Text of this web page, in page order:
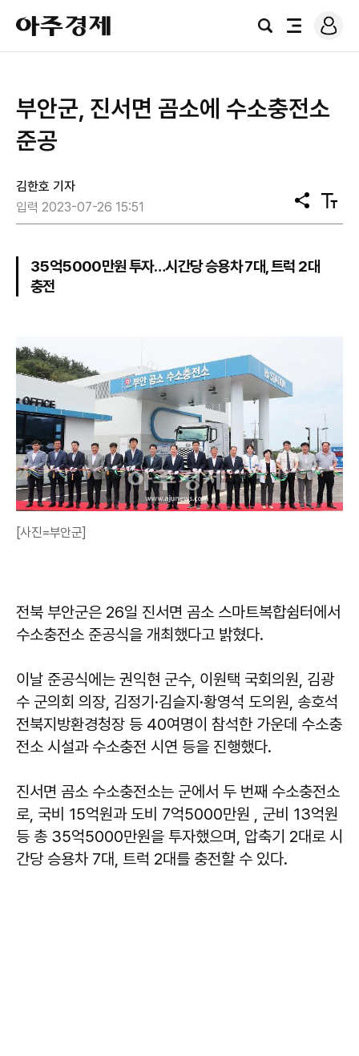
아
주
경
검
전
로
그
부안군, 진서면 곰소에 수소충전소
준공
김한호 기자
입력 2023-07-26 15:51
공
유
텍
스
35억5000만원 투자…시간당 승용차 7대, 트럭 2대
충전
[사진=부안군]
전북 부안군은 26일 진서면 곰소 스마트복합쉼터에서
수소충전소 준공식을 개최했다고 밝혔다.
이날 준공식에는 권익현 군수, 이원택 국회의원, 김광
수 군의회 의장, 김정기·김슬지·황영석 도의원, 송호석
전북지방환경청장 등 40여명이 참석한 가운데 수소충
전소 시설과 수소충전 시연 등을 진행했다.
진서면 곰소 수소충전소는 군에서 두 번째 수소충전소
로, 국비 15억원과 도비 7억5000만원 , 군비 13억원
등 총 35억5000만원을 투자했으며, 압축기 2대로 시
간당 승용차 7대, 트럭 2대를 충전할 수 있다.